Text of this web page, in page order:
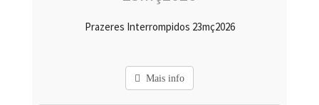
Prazeres Interrompidos 23mç2026
Mais info